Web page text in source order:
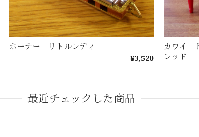
ホーナー リトルレディ
¥3,520
カワイ
レッド
最近チェックした商品